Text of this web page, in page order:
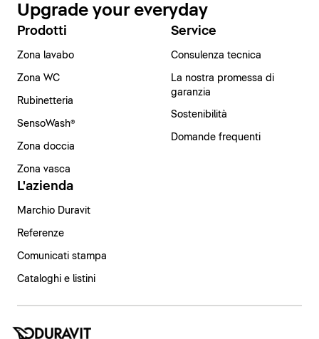
Upgrade your everyday
Prodotti
Zona lavabo
Zona WC
Rubinetteria
SensoWash®
Zona doccia
Zona vasca
Service
Consulenza tecnica
La nostra promessa di
garanzia
Sostenibilità
Domande frequenti
L'azienda
Marchio Duravit
Referenze
Comunicati stampa
Cataloghi e listini